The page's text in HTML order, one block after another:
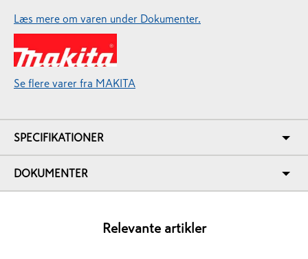
Læs mere om varen under Dokumenter.
Se flere varer fra MAKITA
SPECIFIKATIONER
DOKUMENTER
Relevante artikler